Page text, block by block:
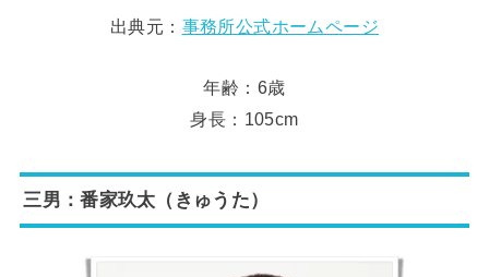
出典元： 事務所公式ホームページ
年齢：6歳
身長：105cm
三男：番家玖太（きゅうた）